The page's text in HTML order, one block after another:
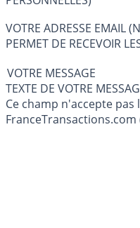
VOTRE ADRESSE EMAIL
PERMET DE RECEVOIR
VOTRE MESSAGE
Ce champ n'accepte